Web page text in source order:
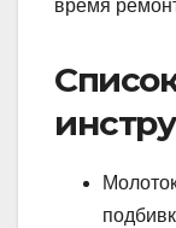
время